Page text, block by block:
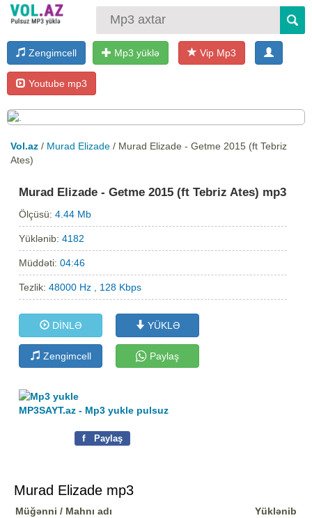
Zengimcell Mp3 yüklə Vip Mp3
Youtube mp3
Vol.az / Murad Elizade / Murad Elizade - Getme 2015 (ft Tebriz
Ates)
Murad Elizade - Getme 2015 (ft Tebriz Ates) mp3
Ölçüsü:4.44 Mb
Yüklənib:4182
Müddəti:04:46
Tezlik:48000 Hz , 128 Kbps
DİNLƏ YÜKLƏ
Zengimcell Paylaş
MP3SAYT.az - Mp3 yukle pulsuz
f Paylaş
Murad Elizade mp3
Müğənni / Mahnı adı
Yüklənib